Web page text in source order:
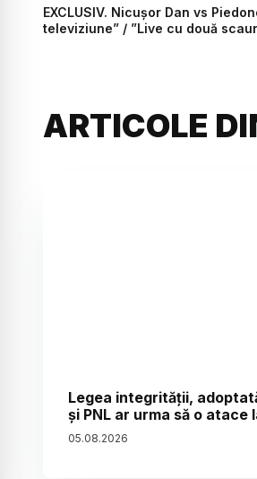
EXCLUSIV. Nicușor Dan vs
televiziune” / ”Live cu două
ARTICOLE
Legea integrității,
și PNL ar urma să o atace
05.08.2026